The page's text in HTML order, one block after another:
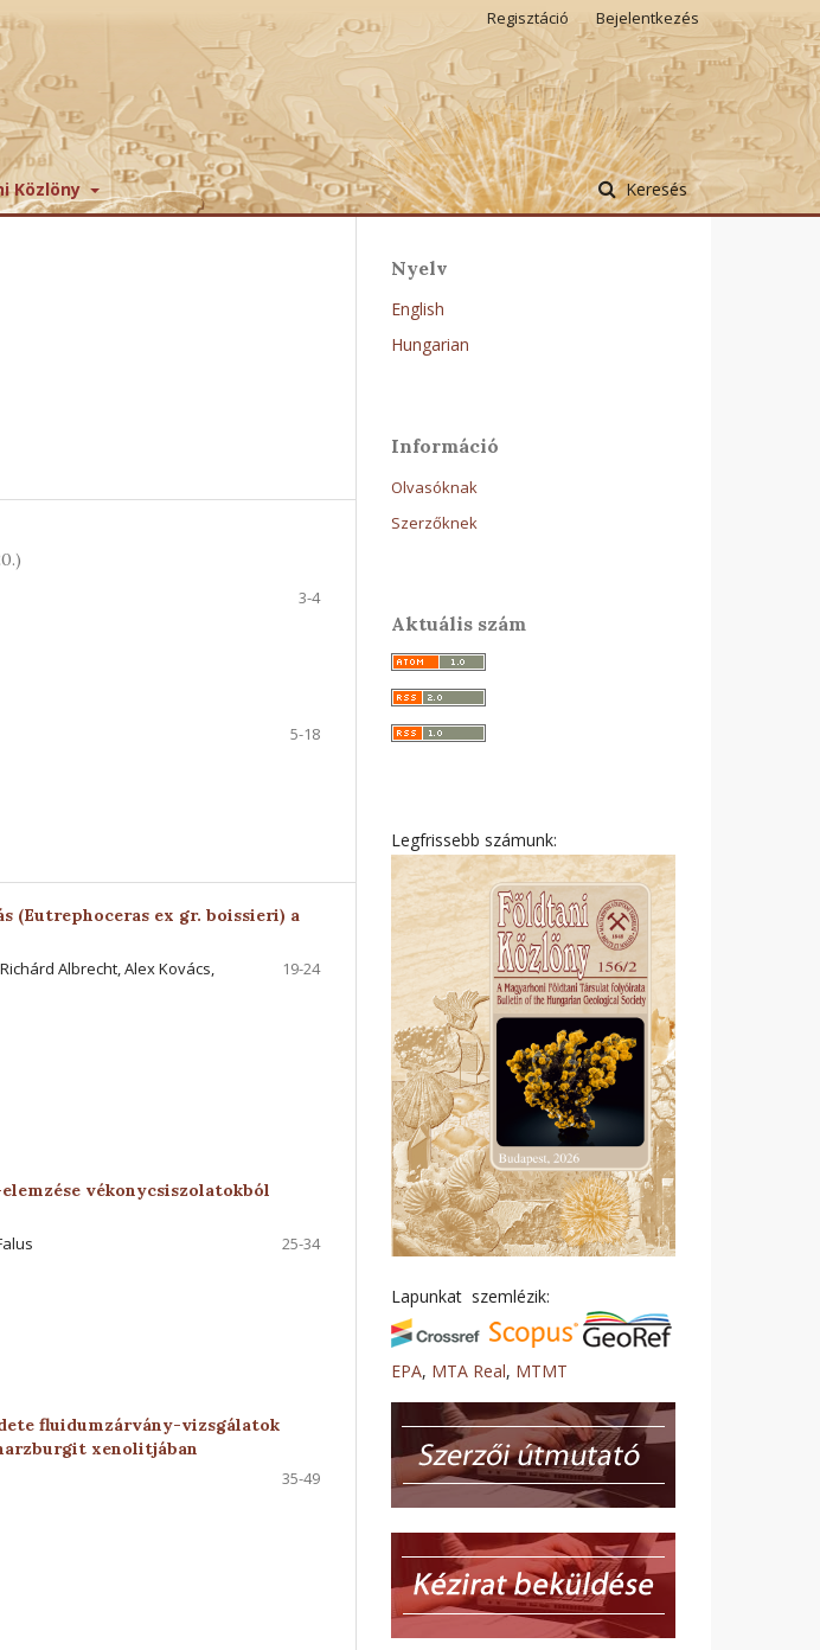
Közlöny Keresés
Regisztáció Bejelentkezés
3-4
5-18
(Eutrephoceras ex gr. boissieri) a
Albrecht, Alex Kovács,
19-24
vékonycsiszolatokból
25-34
fluidumzárvány-vizsgálatok
xenolitjában
35-49
Nyelv
English
Hungarian
Információ
Olvasóknak
Szerzőknek
Aktuális szám
Legfrissebb számunk:
Lapunkat szemlézik:
EPA, MTA Real, MTMT